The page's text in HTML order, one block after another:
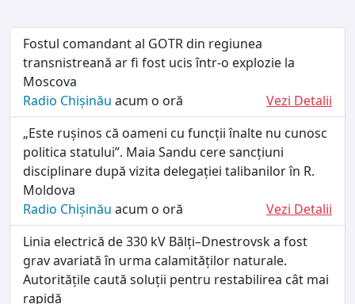
Fostul comandant al GOTR din regiunea
transnistreană ar fi fost ucis într-o explozie la
Moscova
Radio Chișinău acum o oră
Vezi Detalii
„Este rușinos că oameni cu funcții înalte nu cunosc
politica statului”. Maia Sandu cere sancțiuni
disciplinare după vizita delegației talibanilor în R.
Moldova
Radio Chișinău acum o oră
Vezi Detalii
Linia electrică de 330 kV Bălți–Dnestrovsk a fost
grav avariată în urma calamităților naturale.
Autoritățile caută soluții pentru restabilirea cât mai
rapidă